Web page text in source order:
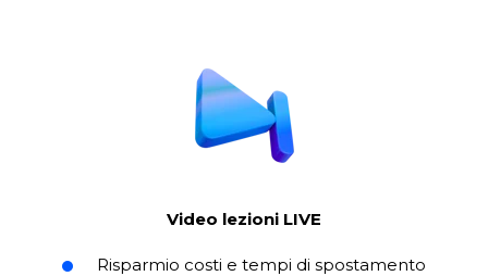
Video lezioni LIVE
Risparmio costi e tempi di spostamento